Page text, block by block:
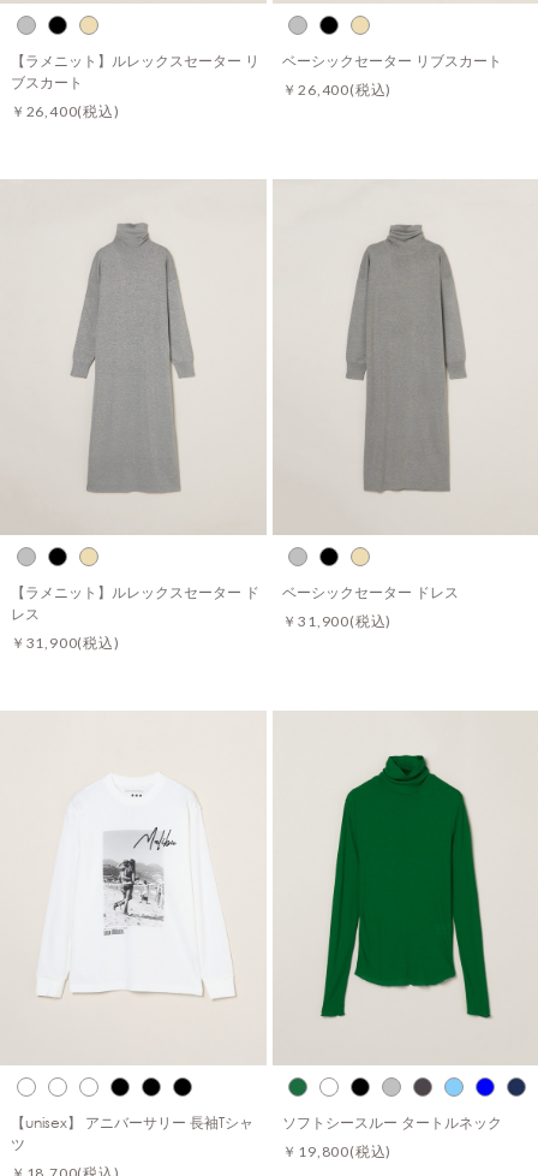
【ラメニット】ルレックスセーター リ
ブスカート
￥26,400(税込)
ベーシックセーター リブスカート
￥26,400(税込)
【ラメニット】ルレックスセーター ド
レス
￥31,900(税込)
ベーシックセーター ドレス
￥31,900(税込)
【unisex】 アニバーサリー 長袖Tシャ
ツ
ソフトシースルー タートルネック
￥19,800(税込)